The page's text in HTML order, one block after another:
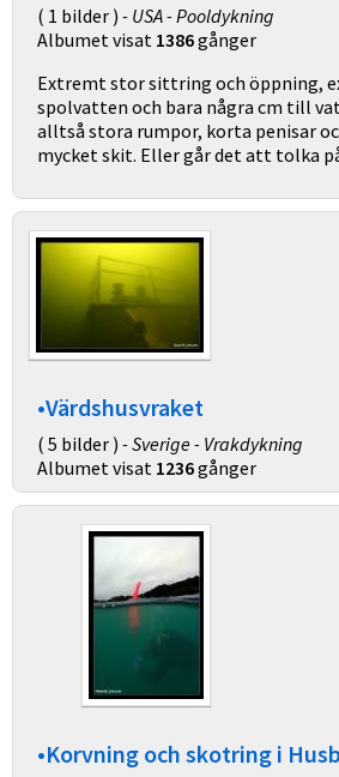
( 1 bilder ) - USA - Pooldykning
Albumet visat 1386gånger
Extremt stor sittring och öppning,
spolvatten och bara några cm till
alltså stora rumpor, korta penisar
mycket skit. Eller går det att tolka
•Värdshusvraket
( 5 bilder ) - Sverige - Vrakdykning
Albumet visat 1236gånger
•Korvning och skotring i